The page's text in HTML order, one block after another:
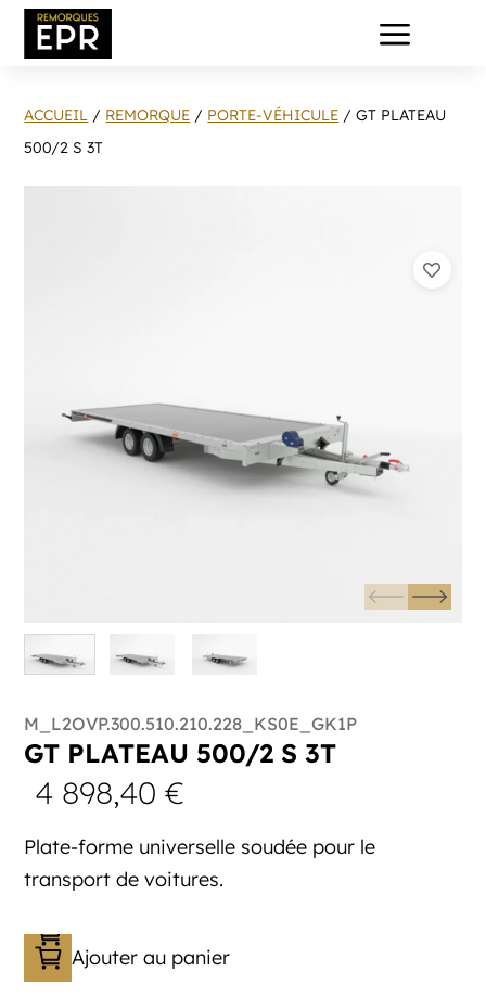
a
ACCUEIL / REMORQUE / PORTE-VÉHICULE / GT PLATEAU
500/2 S 3T
M_L2OVP.300.510.210.228_KS0E_GK1P
GT PLATEAU 500/2 S 3T
4 898,40€
Plate-forme universelle soudée pour le
transport de voitures.
Ajouter au panier